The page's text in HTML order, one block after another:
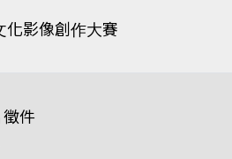
化影像創作大賽
件